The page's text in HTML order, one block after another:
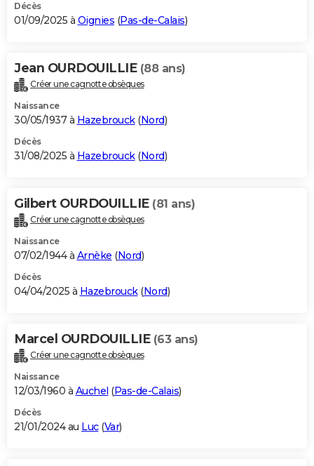
Décès
01/09/2025 à Oignies (Pas-de-Calais)
Jean OURDOUILLIE (88 ans)
Créer une cagnotte obsèques
Naissance
30/05/1937 à Hazebrouck(Nord)
Décès
31/08/2025 à Hazebrouck(Nord)
Gilbert OURDOUILLIE (81 ans)
Créer une cagnotte obsèques
Naissance
07/02/1944 à Arnèke (Nord)
Décès
04/04/2025 à Hazebrouck(Nord)
Marcel OURDOUILLIE (63 ans)
Créer une cagnotte obsèques
Naissance
12/03/1960 à Auchel (Pas-de-Calais)
Décès
21/01/2024 au Luc(Var)